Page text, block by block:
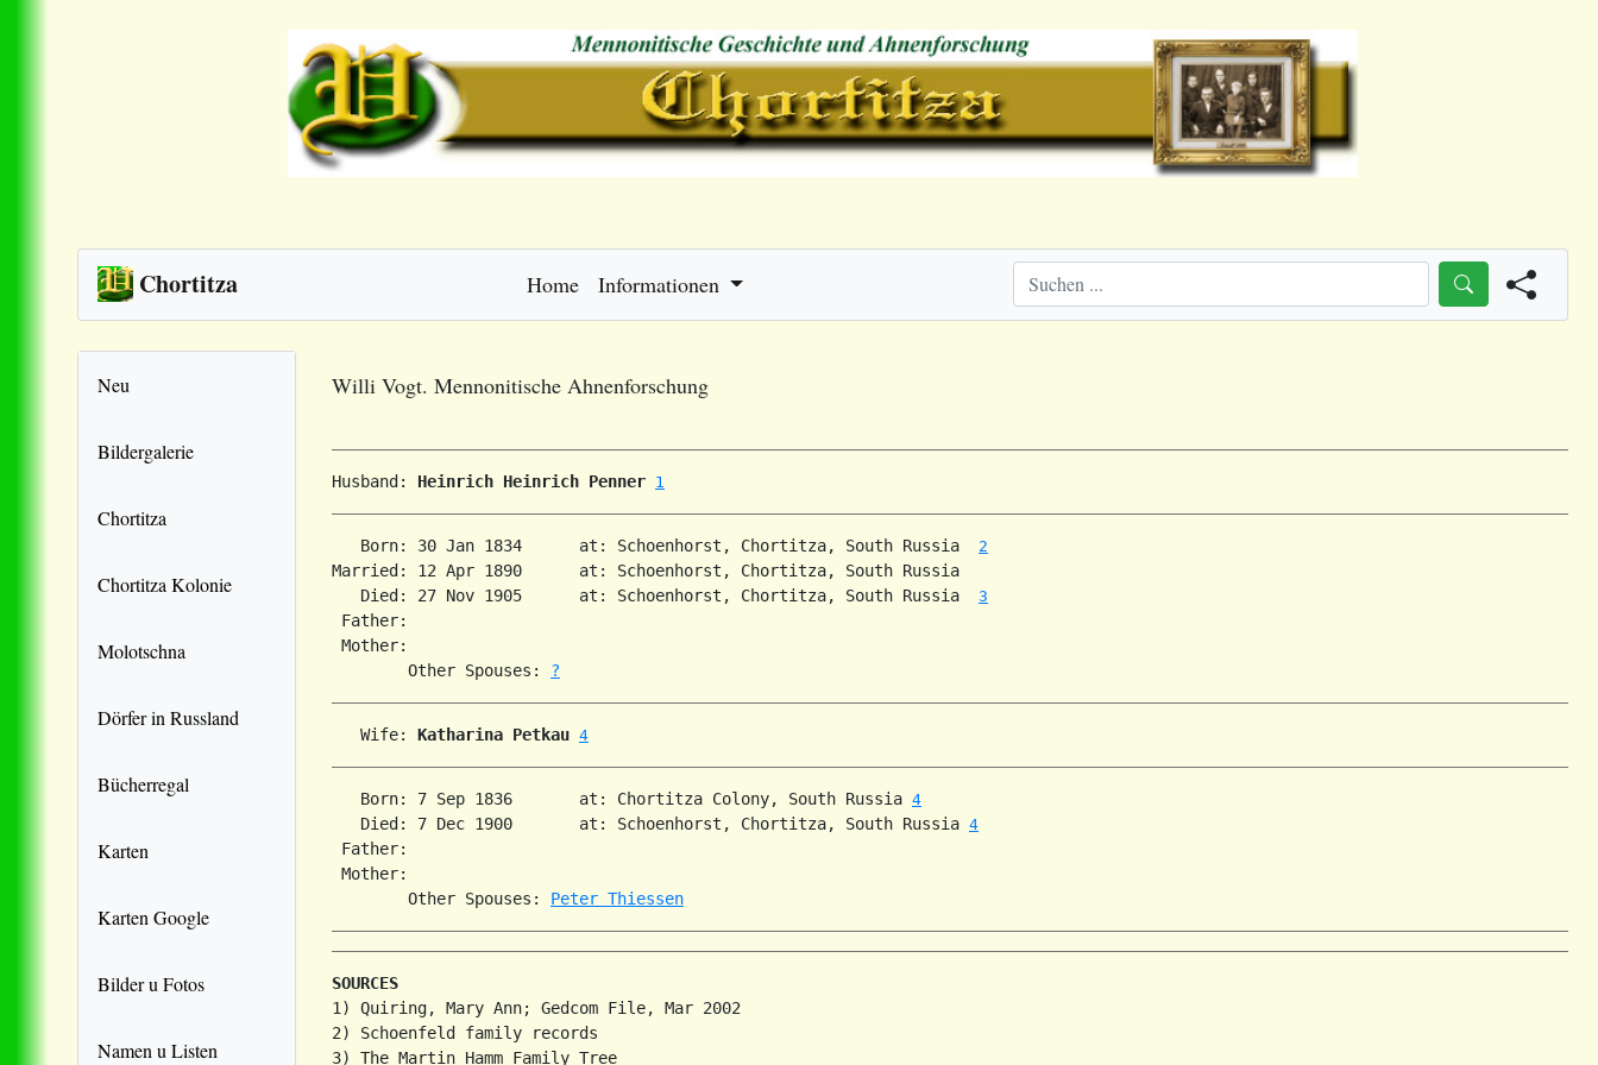
Chortitza Home Informationen
Neu
Bildergalerie
Chortitza
Chortitza Kolonie
Molotschna
Dörfer in Russland
Bücherregal
Karten
Karten Google
Bilder u Fotos
Namen u Listen
Willi Vogt. Mennonitische Ahnenforschung
Husband: Heinrich Heinrich Penner 1
   Born: 30 Jan 1834      at: Schoenhorst, Chortitza, South Russia
2
Married: 12 Apr 1890      at: Schoenhorst, Chortitza, South Russia
   Died: 27 Nov 1905      at: Schoenhorst, Chortitza, South Russia
3
Father:
Mother:
        Other Spouses:
?
   Wife:
Katharina Petkau 4
   Born: 7 Sep 1836       at: Chortitza Colony, South Russia
4
   Died: 7 Dec 1900       at: Schoenhorst, Chortitza, South Russia
4
Father:
Mother:
        Other Spouses:
Peter Thiessen
SOURCES
1) Quiring, Mary Ann; Gedcom File, Mar 2002
2) Schoenfeld family records
3) The Martin Hamm Family Tree